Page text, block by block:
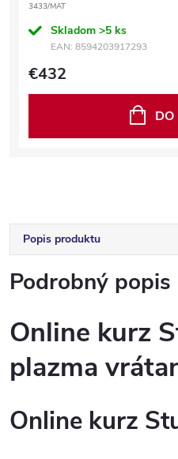
3433/MAT
Skladom >5 ks
EAN: 8594203917293
€432
DO
Popis produktu
Podrobný popis
Online kurz
plazma
Online kurz